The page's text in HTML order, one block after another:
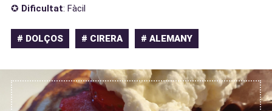
✪ Dificultat: Fàcil
# DOLÇOS # CIRERA # ALEMANY